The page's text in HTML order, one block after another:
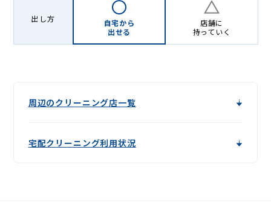
出し方
自宅から
出せる
店舗に
持っていく
周辺のクリーニング店一覧
宅配クリーニング利用状況